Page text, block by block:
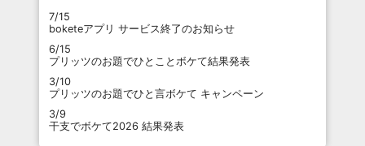
7/15
boketeアプリ サービス終了のお知らせ
6/15
プリッツのお題でひとことボケて結果発表
3/10
プリッツのお題でひと言ボケて キャンペーン
3/9
干支でボケて2026 結果発表